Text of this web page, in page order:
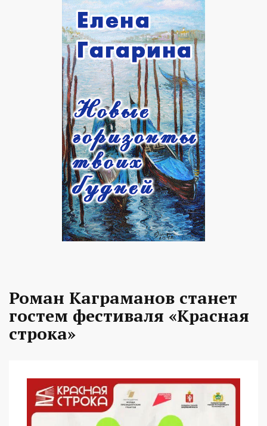
Роман Каграманов станет
гостем фестиваля «Красная
строка»